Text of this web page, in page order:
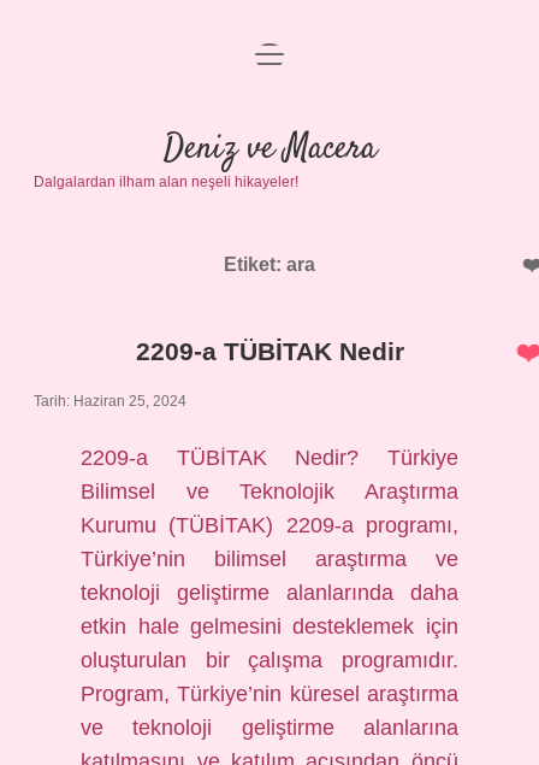
Anasayfa
Gizlilik Politikası
Yasal Uyarı
menüyü
Deniz ve Macera
Dalgalardan ilham alan neşeli hikayeler!
Etiket: ara
2209-a TÜBİTAK Nedir
Tarih: Haziran 25, 2024
2209-a TÜBİTAK Nedir? Türkiye
Bilimsel ve Teknolojik Araştırma
Kurumu (TÜBİTAK) 2209-a programı,
Türkiye’nin bilimsel araştırma ve
teknoloji geliştirme alanlarında daha
etkin hale gelmesini desteklemek için
oluşturulan bir çalışma programıdır.
Program, Türkiye’nin küresel araştırma
ve teknoloji geliştirme alanlarına